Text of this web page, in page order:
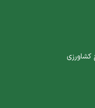
کشاورزی